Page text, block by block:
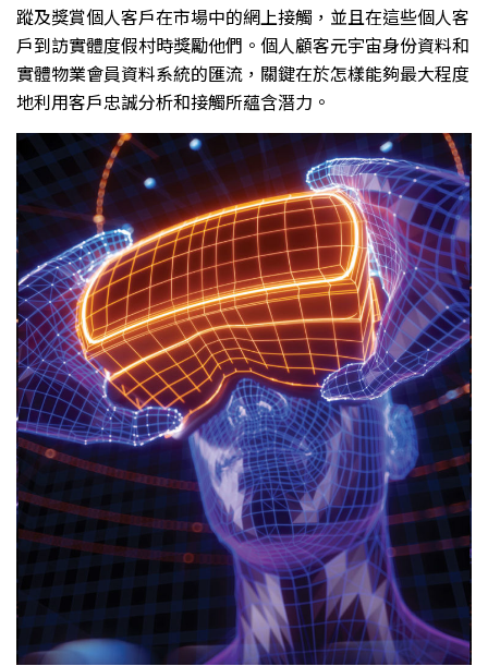
蹤及獎賞個人客戶在市場中的網上接觸，並且在這些個人客
戶到訪實體度假村時獎勵他們。個人顧客元宇宙身份資料和
實體物業會員資料系統的匯流，關鍵在於怎樣能夠最大程度
地利用客戶忠誠分析和接觸所蘊含潛力。